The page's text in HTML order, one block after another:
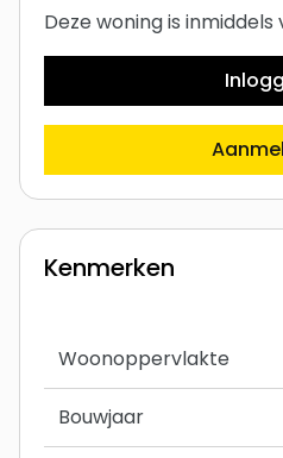
Deze woning is inmiddels
Kenmerken
Woonoppervlakte
Bouwjaar